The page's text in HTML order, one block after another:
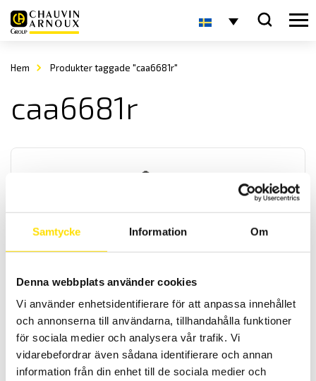
Samtycke Information Om
Denna webbplats använder cookies
Vi använder enhetsidentifierare för att anpassa innehållet
och annonserna till användarna, tillhandahålla funktioner
för sociala medier och analysera vår trafik. Vi
vidarebefordrar även sådana identifierare och annan
information från din enhet till de sociala medier och
Hem Produkter taggade "caa6681r"
caa6681r
CA6683 Kabelsökare
inställbar känslighet samt även klarar av när kabeln ligger lite
djupare. För snabb och exakt sökning i krävande industrimiljöer av
elkablar eller metallrör vare sig de är spänningssatta eller inte.
Passar utmärkt för att leta avgränsningskablar för automatiska
gräsklippare samt att hitta avbrott i värmegolvslingor.
5,190.00kr LÄS MER